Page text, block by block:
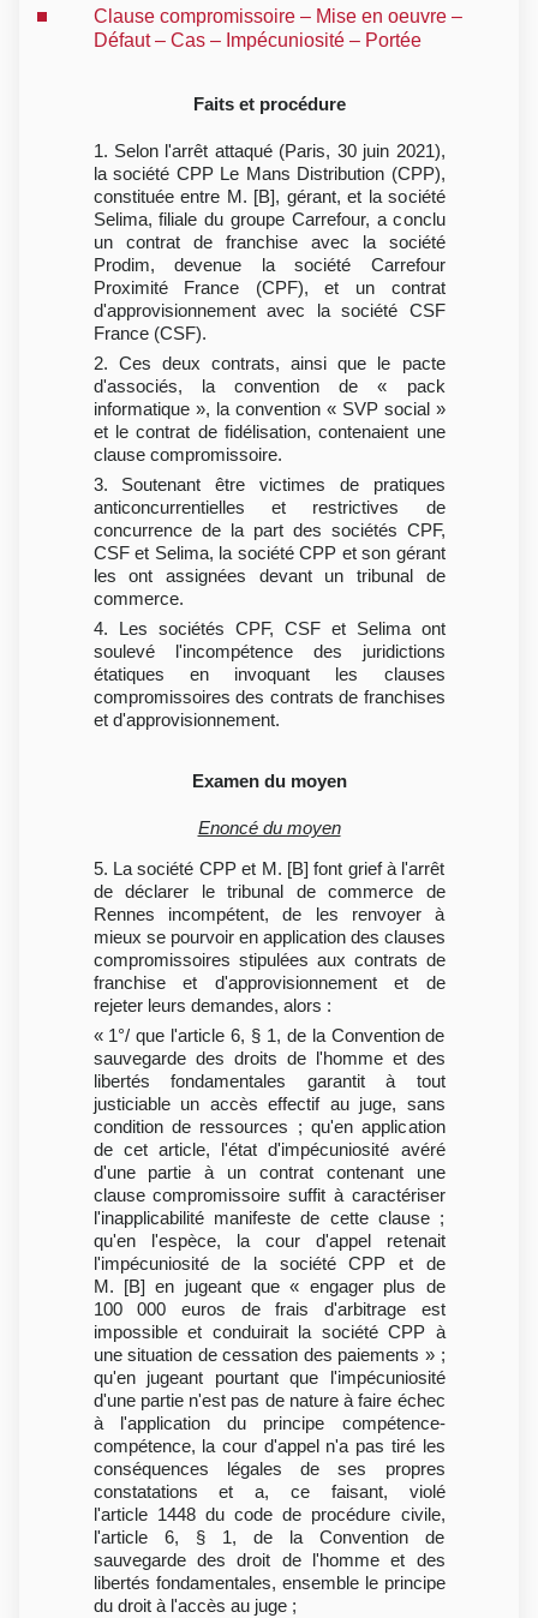
Clause compromissoire – Mise en oeuvre –
Défaut – Cas – Impécuniosité – Portée
Faits et procédure
1. Selon l'arrêt attaqué (Paris, 30 juin 2021),
la société CPP Le Mans Distribution (CPP),
constituée entre M. [B], gérant, et la société
Selima, filiale du groupe Carrefour, a conclu
un contrat de franchise avec la société
Prodim, devenue la société Carrefour
Proximité France (CPF), et un contrat
d'approvisionnement avec la société CSF
France (CSF).
2. Ces deux contrats, ainsi que le pacte
d'associés, la convention de « pack
informatique », la convention « SVP social »
et le contrat de fidélisation, contenaient une
clause compromissoire.
3. Soutenant être victimes de pratiques
anticoncurrentielles et restrictives de
concurrence de la part des sociétés CPF,
CSF et Selima, la société CPP et son gérant
les ont assignées devant un tribunal de
commerce.
4. Les sociétés CPF, CSF et Selima ont
soulevé l'incompétence des juridictions
étatiques en invoquant les clauses
compromissoires des contrats de franchises
et d'approvisionnement.
Examen du moyen
Enoncé du moyen
5. La société CPP et M. [B] font grief à l'arrêt
de déclarer le tribunal de commerce de
Rennes incompétent, de les renvoyer à
mieux se pourvoir en application des clauses
compromissoires stipulées aux contrats de
franchise et d'approvisionnement et de
rejeter leurs demandes, alors :
« 1°/ que l'article 6, § 1, de la Convention de
sauvegarde des droits de l'homme et des
libertés fondamentales garantit à tout
justiciable un accès effectif au juge, sans
condition de ressources ; qu'en application
de cet article, l'état d'impécuniosité avéré
d'une partie à un contrat contenant une
clause compromissoire suffit à caractériser
l'inapplicabilité manifeste de cette clause ;
qu'en l'espèce, la cour d'appel retenait
l'impécuniosité de la société CPP et de
M. [B] en jugeant que « engager plus de
100 000 euros de frais d'arbitrage est
impossible et conduirait la société CPP à
une situation de cessation des paiements » ;
qu'en jugeant pourtant que l'impécuniosité
d'une partie n'est pas de nature à faire échec
à l'application du principe compétence-
compétence, la cour d'appel n'a pas tiré les
conséquences légales de ses propres
constatations et a, ce faisant, violé
l'article 1448 du code de procédure civile,
l'article 6, § 1, de la Convention de
sauvegarde des droit de l'homme et des
libertés fondamentales, ensemble le principe
du droit à l'accès au juge ;